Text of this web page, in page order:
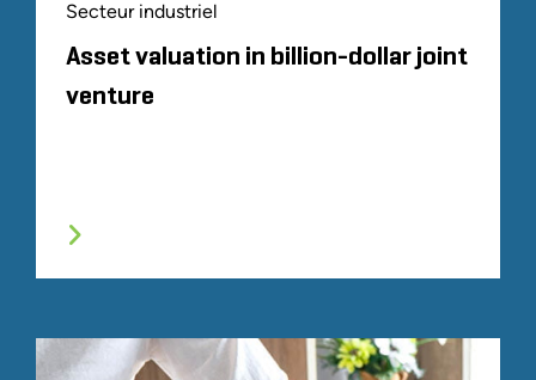
Secteur industriel
Asset valuation in billion-dollar joint
venture